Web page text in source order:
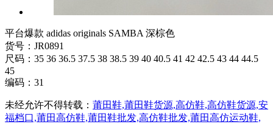
平台爆款 adidas originals SAMBA 深棕色
货号：JR0891
尺码：35 36 36.5 37.5 38 38.5 39 40 40.5 41 42 42.5 43 44 44.5
45
编码：31
未经允许不得转载： 莆田鞋,莆田鞋货源,高仿鞋,高仿鞋货源,安
福档口,莆田高仿鞋,莆田鞋批发,高仿鞋批发,莆田高仿运动鞋,